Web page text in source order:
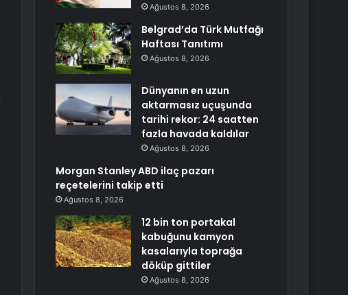
Ağustos 8, 2026
Belgrad’da Türk Mutfağı
Haftası Tanıtımı
Ağustos 8, 2026
Dünyanın en uzun
aktarmasız uçuşunda
tarihi rekor: 24 saatten
fazla havada kaldılar
Ağustos 8, 2026
Morgan Stanley ABD ilaç pazarı
reçetelerini takip etti
Ağustos 8, 2026
12 bin ton portakal
kabuğunu kamyon
kasalarıyla toprağa
döküp gittiler
Ağustos 8, 2026